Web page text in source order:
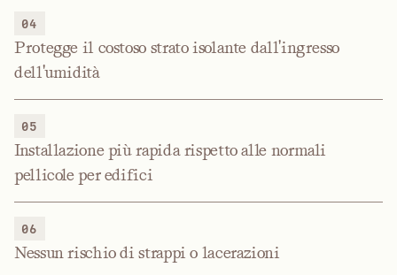
04
Protegge il costoso strato isolante dall'ingresso
dell'umidità
05
Installazione più rapida rispetto alle normali
pellicole per edifici
06
Nessun rischio di strappi o lacerazioni